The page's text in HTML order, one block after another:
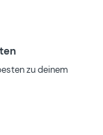
zu deinem